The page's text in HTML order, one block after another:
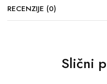
RECENZIJE (0)
Slični